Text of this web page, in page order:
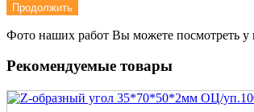
Продолжить
Фото наших работ Вы можете посмотреть у
Рекомендуемые товары